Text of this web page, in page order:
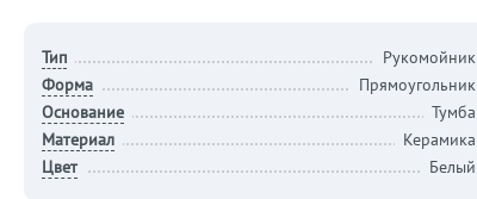
Тип
Рукомойник
Форма
Прямоугольник
Основание
Тумба
Материал
Керамика
Цвет
Белый